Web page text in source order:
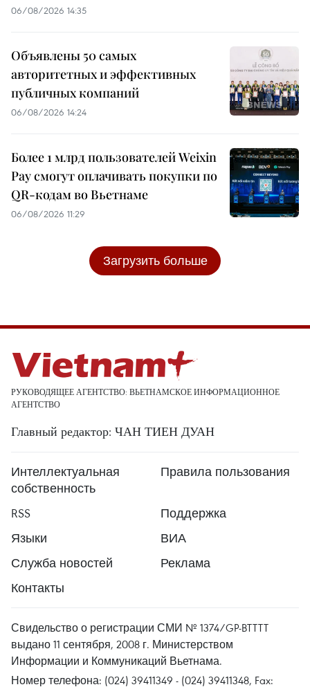
06/08/2026 14:35
Объявлены 50 самых
авторитетных и эффективных
публичных компаний
06/08/2026 14:24
Более 1 млрд пользователей Weixin
Pay смогут оплачивать покупки по
QR-кодам во Вьетнаме
06/08/2026 11:29
Загрузить больше
РУКОВОДЯЩЕЕ АГЕНТСТВО: ВЬЕТНАМСКОЕ ИНФОРМАЦИОННОЕ
АГЕНТСТВО
Главный редактор: ЧАН ТИЕН ДУАН
Интеллектуальная
собственность
Правила пользования
RSS
Поддержка
Языки
ВИА
Служба новостей
Реклама
Контакты
Свидельство о регистрации СМИ № 1374/GP-BTTTT
выдано 11 сентября, 2008 г. Министерством
Информации и Коммуникаций Вьетнама.
Номер телефона: (024) 39411349 - (024) 39411348, Fax: